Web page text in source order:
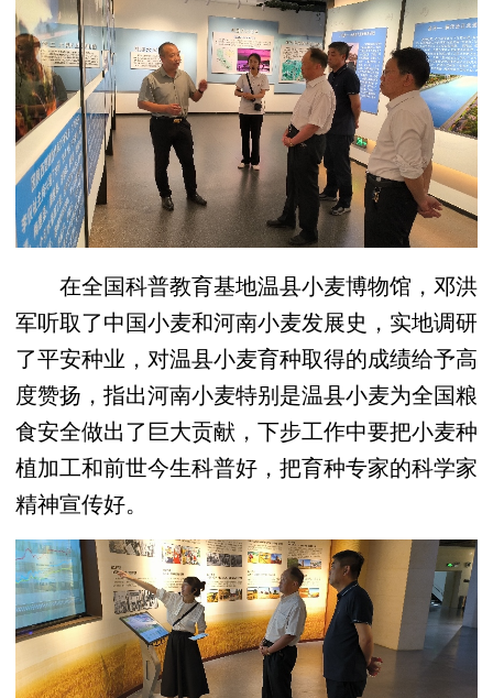
在全国科普教育基地温县小麦博物馆，邓洪
军听取了中国小麦和河南小麦发展史，实地调研
了平安种业，对温县小麦育种取得的成绩给予高
度赞扬，指出河南小麦特别是温县小麦为全国粮
食安全做出了巨大贡献，下步工作中要把小麦种
植加工和前世今生科普好，把育种专家的科学家
精神宣传好。